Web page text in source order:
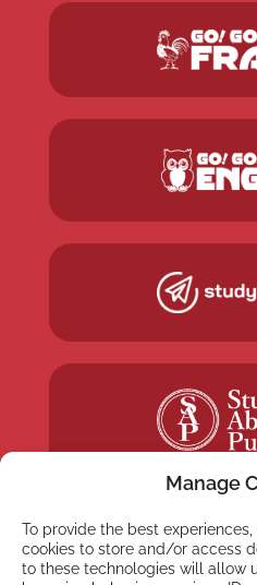
Manage
To provide the best
cookies to store and/or access
to these technologies will allow